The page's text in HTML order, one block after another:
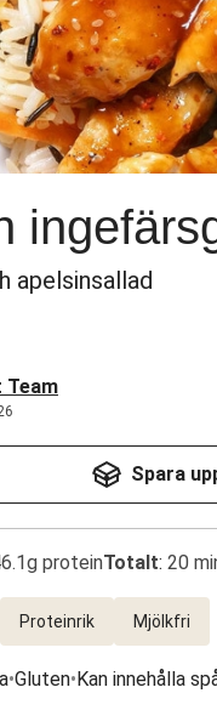
apelsinsallad
Team
Spara
proteinTotalt: 20
Proteinrik Mjölkfri
•Gluten•Kan innehålla